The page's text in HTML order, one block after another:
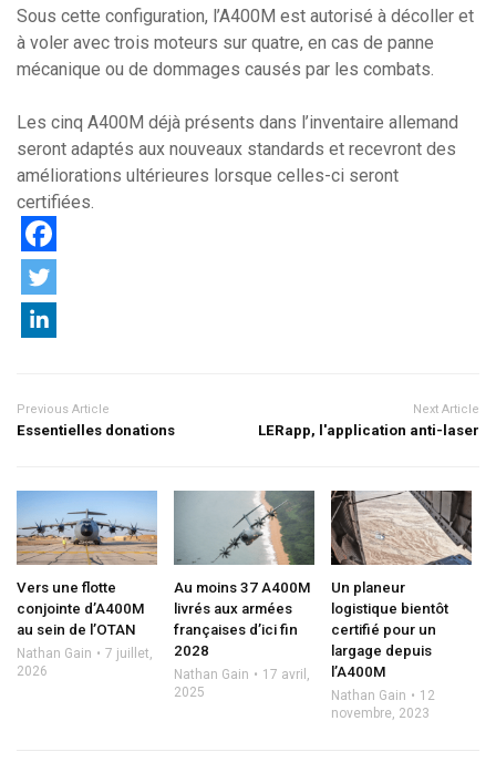
Sous cette configuration, l’A400M est autorisé à décoller et
à voler avec trois moteurs sur quatre, en cas de panne
mécanique ou de dommages causés par les combats.
Les cinq A400M déjà présents dans l’inventaire allemand
seront adaptés aux nouveaux standards et recevront des
améliorations ultérieures lorsque celles-ci seront
certifiées.
Previous Article
Essentielles donations
Next Article
LERapp, l'application anti-laser
Vers une flotte
conjointe d’A400M
au sein de l’OTAN
Nathan Gain
7 juillet,
2026
Au moins 37 A400M
livrés aux armées
françaises d’ici fin
2028
Nathan Gain
17 avril,
2025
Un planeur
logistique bientôt
certifié pour un
largage depuis
l’A400M
Nathan Gain
12
novembre, 2023